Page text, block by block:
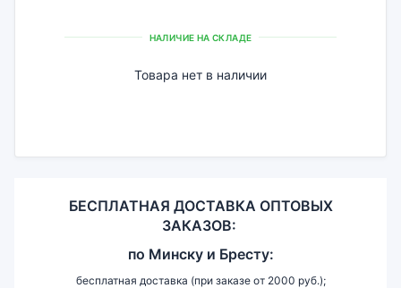
НАЛИЧИЕ НА СКЛАДЕ
Товара нет в наличии
БЕСПЛАТНАЯ ДОСТАВКА ОПТОВЫХ
ЗАКАЗОВ:
по Минску и Бресту:
бесплатная доставка (при заказе от 2000 руб.);